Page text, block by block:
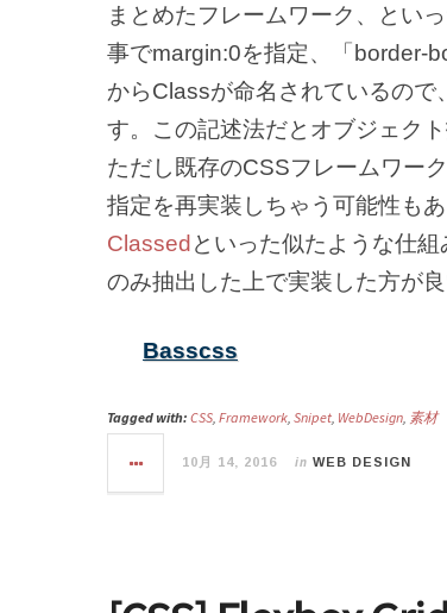
まとめたフレームワーク、とい
事でmargin:0を指定、「border-
からClassが命名されているので
す。この記述法だとオブジェク
ただし既存のCSSフレームワー
指定を再実装しちゃう可能性も
Classed といった似たような仕
のみ抽出した上で実装した方が良
Basscss
Tagged with: CSS, Framework, Snipet, WebDesign, 素材
10月 14, 2016 in WEB DESIGN